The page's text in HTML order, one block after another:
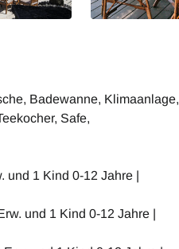
Badewanne, Klimaanlage,
Safe,
und 1 Kind 0-12 Jahre |
und 1 Kind 0-12 Jahre |